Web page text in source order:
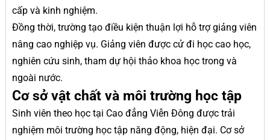
cấp và kinh nghiệm.
Đồng thời, trường tạo điều kiện thuận lợi hỗ trợ giảng viên
nâng cao nghiệp vụ. Giảng viên được cử đi học cao học,
nghiên cứu sinh, tham dự hội thảo khoa học trong và
ngoài nước.
Cơ sở vật chất và môi trường học tập
Sinh viên theo học tại Cao đẳng Viễn Đông được trải
nghiệm môi trường học tập năng động, hiện đại. Cơ sở